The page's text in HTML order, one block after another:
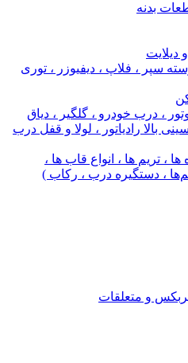
بدنه
دیلایت
سپر ، فلاپ ، دیفیوزر ، توری
، درب خودرو ، گلگیر ، دیاق
بالا رادیاتور ، لولا و قفل درب
، تریم ها ، انواع قاب ها ،
، دستگیره درب ، رکاب )
و متعلقات